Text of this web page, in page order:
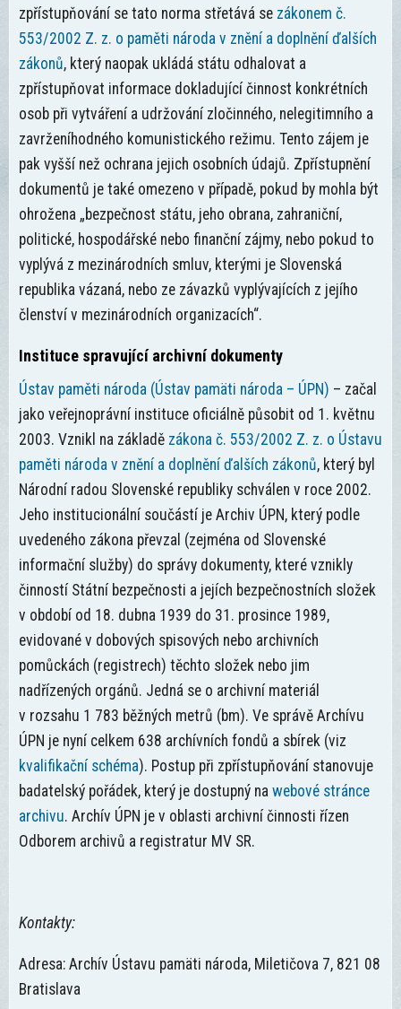
zpřístupňování se tato norma střetává se zákonem č.
553/2002 Z. z. o paměti národa v znění a doplnění ďalších
zákonů, který naopak ukládá státu odhalovat a
zpřístupňovat informace dokladující činnost konkrétních
osob při vytváření a udržování zločinného, nelegitimního a
zavrženíhodného komunistického režimu. Tento zájem je
pak vyšší než ochrana jejich osobních údajů. Zpřístupnění
dokumentů je také omezeno v případě, pokud by mohla být
ohrožena „bezpečnost státu, jeho obrana, zahraniční,
politické, hospodářské nebo finanční zájmy, nebo pokud to
vyplývá z mezinárodních smluv, kterými je Slovenská
republika vázaná, nebo ze závazků vyplývajících z jejího
členství v mezinárodních organizacích“.
Instituce spravující archivní dokumenty
Ústav paměti národa (Ústav pamäti národa – ÚPN) – začal
jako veřejnoprávní instituce oficiálně působit od 1. květnu
2003. Vznikl na základě zákona č. 553/2002 Z. z. o Ústavu
paměti národa v znění a doplnění ďalších zákonů, který byl
Národní radou Slovenské republiky schválen v roce 2002.
Jeho institucionální součástí je Archiv ÚPN, který podle
uvedeného zákona převzal (zejména od Slovenské
informační služby) do správy dokumenty, které vznikly
činností Státní bezpečnosti a jejích bezpečnostních složek
v období od 18. dubna 1939 do 31. prosince 1989,
evidované v dobových spisových nebo archivních
pomůckách (registrech) těchto složek nebo jim
nadřízených orgánů. Jedná se o archivní materiál
v rozsahu 1 783 běžných metrů (bm). Ve správě Archívu
ÚPN je nyní celkem 638 archívních fondů a sbírek (viz
kvalifikační schéma). Postup při zpřístupňování stanovuje
badatelský pořádek, který je dostupný na webové stránce
archivu. Archív ÚPN je v oblasti archivní činnosti řízen
Odborem archivů a registratur MV SR.
Kontakty:
Adresa: Archív Ústavu pamäti národa, Miletičova 7, 821 08
Bratislava